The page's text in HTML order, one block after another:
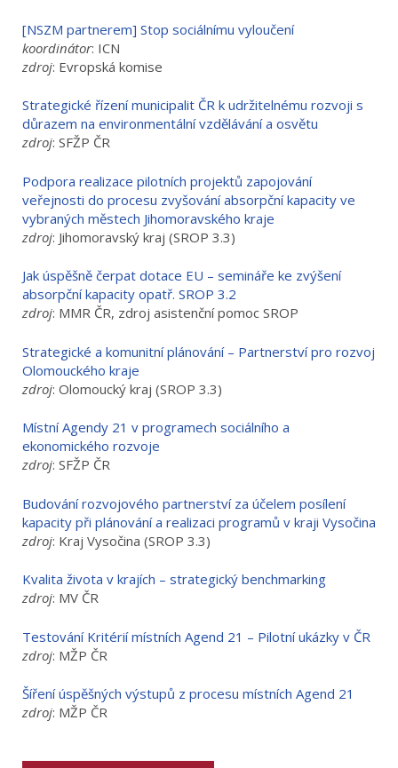
[NSZM partnerem] Stop sociálnímu vyloučení
koordinátor: ICN
zdroj: Evropská komise
Strategické řízení municipalit ČR k udržitelnému rozvoji s
důrazem na environmentální vzdělávání a osvětu
zdroj: SFŽP ČR
Podpora realizace pilotních projektů zapojování
veřejnosti do procesu zvyšování absorpční kapacity ve
vybraných městech Jihomoravského kraje
zdroj: Jihomoravský kraj (SROP 3.3)
Jak úspěšně čerpat dotace EU – semináře ke zvýšení
absorpční kapacity opatř. SROP 3.2
zdroj: MMR ČR, zdroj asistenční pomoc SROP
Strategické a komunitní plánování – Partnerství pro rozvoj
Olomouckého kraje
zdroj: Olomoucký kraj (SROP 3.3)
Místní Agendy 21 v programech sociálního a
ekonomického rozvoje
zdroj: SFŽP ČR
Budování rozvojového partnerství za účelem posílení
kapacity při plánování a realizaci programů v kraji Vysočina
zdroj: Kraj Vysočina (SROP 3.3)
Kvalita života v krajích – strategický benchmarking
zdroj: MV ČR
Testování Kritérií místních Agend 21 – Pilotní ukázky v ČR
zdroj: MŽP ČR
Šíření úspěšných výstupů z procesu místních Agend 21
zdroj: MŽP ČR